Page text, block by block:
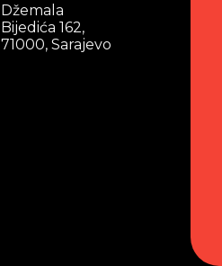
Džemala
Bijedića 162,
71000, Sarajevo